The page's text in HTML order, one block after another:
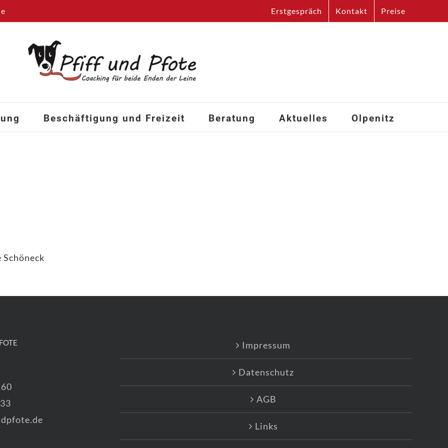
Erstgespräch Kontakt Preise
Beschäftigung und Freizeit Beratung Aktuelles Olpenitz
Impressum
Datenschutz
AGB
Links